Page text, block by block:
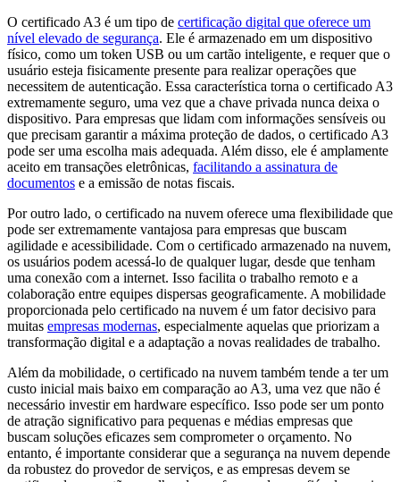
O certificado A3 é um tipo de certificação digital que oferece um
nível elevado de segurança. Ele é armazenado em um dispositivo
físico, como um token USB ou um cartão inteligente, e requer que o
usuário esteja fisicamente presente para realizar operações que
necessitem de autenticação. Essa característica torna o certificado A3
extremamente seguro, uma vez que a chave privada nunca deixa o
dispositivo. Para empresas que lidam com informações sensíveis ou
que precisam garantir a máxima proteção de dados, o certificado A3
pode ser uma escolha mais adequada. Além disso, ele é amplamente
aceito em transações eletrônicas, facilitando a assinatura de
documentos e a emissão de notas fiscais.
Por outro lado, o certificado na nuvem oferece uma flexibilidade que
pode ser extremamente vantajosa para empresas que buscam
agilidade e acessibilidade. Com o certificado armazenado na nuvem,
os usuários podem acessá-lo de qualquer lugar, desde que tenham
uma conexão com a internet. Isso facilita o trabalho remoto e a
colaboração entre equipes dispersas geograficamente. A mobilidade
proporcionada pelo certificado na nuvem é um fator decisivo para
muitas empresas modernas, especialmente aquelas que priorizam a
transformação digital e a adaptação a novas realidades de trabalho.
Além da mobilidade, o certificado na nuvem também tende a ter um
custo inicial mais baixo em comparação ao A3, uma vez que não é
necessário investir em hardware específico. Isso pode ser um ponto
de atração significativo para pequenas e médias empresas que
buscam soluções eficazes sem comprometer o orçamento. No
entanto, é importante considerar que a segurança na nuvem depende
da robustez do provedor de serviços, e as empresas devem se